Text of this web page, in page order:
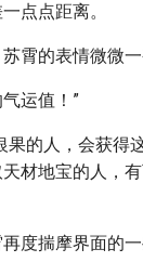
点点距离。
霄的表情微微一
运值！”
果的人，会获得
材地宝的人，
度揣摩界面的一